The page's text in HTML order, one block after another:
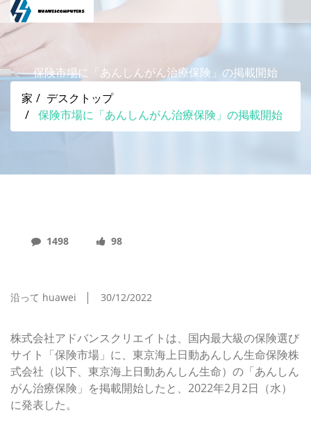
保険市場に「あんしんがん治療保険」の掲載開始
家
デスクトップ
保険市場に「あんしんがん治療保険」の掲載開始
1498 98
沿って huawei
30/12/2022
株式会社アドバンスクリエイトは、国内最大級の保険選び
サイト「保険市場」に、東京海上日動あんしん生命保険株
式会社（以下、東京海上日動あんしん生命）の「あんしん
がん治療保険」を掲載開始したと、2022年2月2日（水）
に発表した。